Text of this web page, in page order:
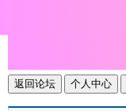
返回论坛 个人中心